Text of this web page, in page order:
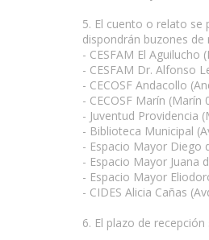
5. El cuento o relato se
dispondrán buzones de
- CESFAM El Aguilucho
- CESFAM Dr. Alfonso
- CECOSF Andacollo
- CECOSF Marín
- Juventud Providencia
- Biblioteca Municipal
- Espacio Mayor Diego
- Espacio Mayor Juana
- Espacio Mayor
- CIDES Alicia Cañas
6. El plazo de